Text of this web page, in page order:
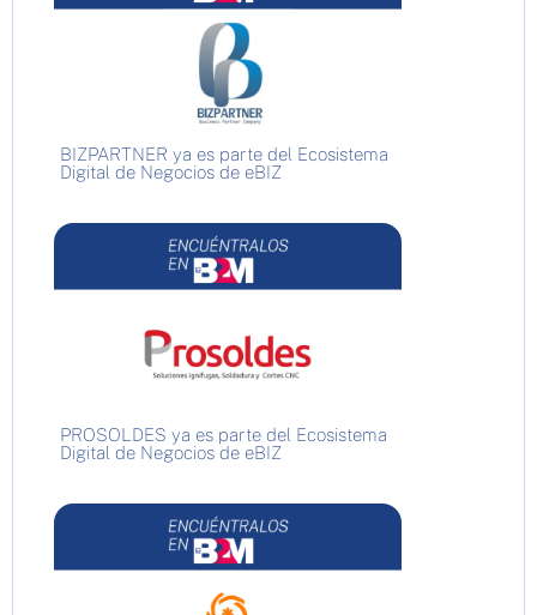
BIZPARTNER ya es parte del Ecosistema
Digital de Negocios de eBIZ
PROSOLDES ya es parte del Ecosistema
Digital de Negocios de eBIZ